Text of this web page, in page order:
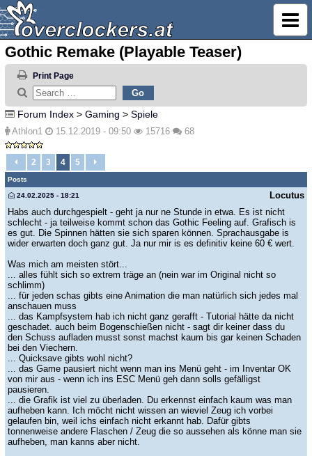
Gothic Remake (Playable Teaser)
Print Page
Forum Index > Gaming > Spiele
Athlon1 15.12.2019 - 09:50 15716 68
2 3 4 5
Posts
Locutus
24.02.2025 - 18:21
Habs auch durchgespielt - geht ja nur ne Stunde in etwa. Es ist nicht
schlecht - ja teilweise kommt schon das Gothic Feeling auf. Grafisch is
es gut. Die Spinnen hätten sie sich sparen können. Sprachausgabe is
wider erwarten doch ganz gut. Ja nur mir is es definitiv keine 60 € wert.
Was mich am meisten stört...
... alles fühlt sich so extrem träge an (nein war im Original nicht so
schlimm)
... für jeden schas gibts eine Animation die man natürlich sich jedes mal
anschauen muss
... das Kampfsystem hab ich nicht ganz gerafft - Tutorial hätte da nicht
geschadet. auch beim Bogenschießen nicht - sagt dir keiner dass du
den Schuss aufladen musst sonst machst kaum bis gar keinen Schaden
bei den Viechern.
... Quicksave gibts wohl nicht?
... das Game pausiert nicht wenn man ins Menü geht - im Inventar OK
von mir aus - wenn ich ins ESC Menü geh dann solls gefälligst
pausieren.
... die Grafik ist viel zu überladen. Du erkennst einfach kaum was man
aufheben kann. Ich möcht nicht wissen an wieviel Zeug ich vorbei
gelaufen bin, weil ichs einfach nicht erkannt hab. Dafür gibts
tonnenweise andere Flaschen / Zeug die so aussehen als könne man sie
aufheben, man kanns aber nicht.